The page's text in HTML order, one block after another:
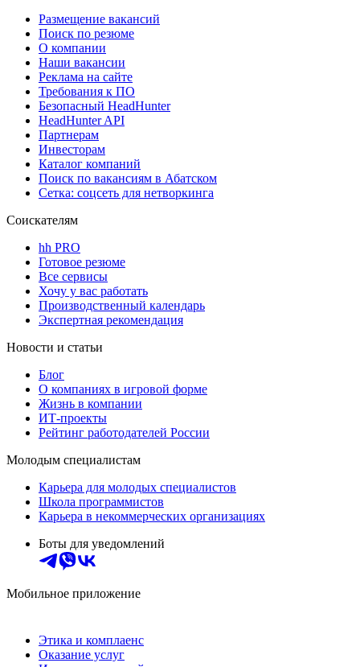
Размещение вакансий
Поиск по резюме
О компании
Наши вакансии
Реклама на сайте
Требования к ПО
Безопасный HeadHunter
HeadHunter API
Партнерам
Инвесторам
Каталог компаний
Поиск по вакансиям в Абатском
Сетка: соцсеть для нетворкинга
Соискателям
hh PRO
Готовое резюме
Все сервисы
Хочу у вас работать
Производственный календарь
Экспертная рекомендация
Новости и статьи
Блог
О компаниях в игровой форме
Жизнь в компании
ИТ-проекты
Рейтинг работодателей России
Молодым специалистам
Карьера для молодых специалистов
Школа программистов
Карьера в некоммерческих организациях
Боты для уведомлений
Мобильное приложение
Этика и комплаенс
Оказание услуг